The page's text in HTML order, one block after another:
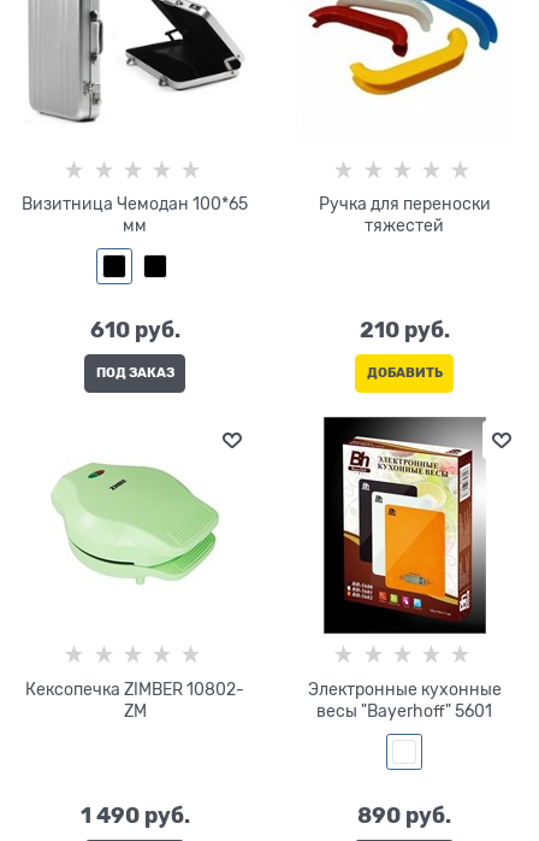
Визитница Чемодан 100*65
мм
610 руб.
ПОД ЗАКАЗ
Ручка для переноски
тяжестей
210 руб.
ДОБАВИТЬ
Кексопечка ZIMBER 10802-
ZM
1 490 руб.
Электронные кухонные
весы "Bayerhoff" 5601
890 руб.